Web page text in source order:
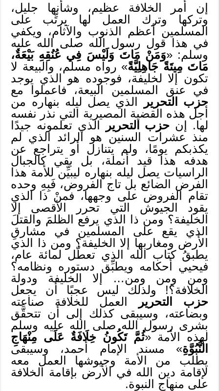
إن أمر الخلافة عظيم، وشأنها جليل،
وتركها وترك العمل لها يرتِّب على
المسلمين أعظم الذنوب والآثام، ويكفي
في هذا قول رسول الله صلى الله عليه
وسلم: «وَمَنْ مَاتَ وَلَيْسَ فِي عُنُقِهِ بَيْعَةٌ،
مَاتَ مِيتَةً جَاهِلِيَّةً» رواه مسلم، والبيعة لا
تكون إلا لخليفة، فوجوده هو الذي يوجد
في عنق المسلمين البيعة، فاعملوا مع
حزب التحرير
الذي يصل ليله بنهاره من
أجل هذه القضية المصيرية التي نذر نفسه
لها. إن حزب التحرير
الذي تعلمونه جيدًا
منذ عشرات السنين هو الرائد الذي لم
يكذبكم يومًا، ولم يتنازل أو يتراجع عن
هدفه هذا قيد أنملة، بل بقي كالجبال
الراسيات يصل ليله بنهاره ليبيِّن للأمة هذا
الفرض الضائع بل تاج الفروض، فَبِهِ وحده
تقام الفروض على وجهها، فمنْ ذا الذي
يقود الجيوش التي تحرر الأقصى إلا
الخليفة؟ ومن ذا الذي يرفع الظلمَ والقتلَ
الذي يقع على المسلمين في مشارقِ
الأرض ومغاربها إلا الخليفة؟ ومن ذا الذي
يطبقُ كتاب الله الذي تعطّل لمائة عام،
فيحيي أحكامه ويطبِّق دستوره ونظامه؟
ومن ومن ومن… إلا الخليفة ودولة
الخلافة؟! ولذلك ليس عجبًا أن يجعل
حزب التحرير العمل للخلافة صناعته
وبضاعته، وسيبقى كذلك إلى أن تتحقَّق
بشرى رسول الله صلى الله عليه وسلم
لهذه الأمة «ثُمَّ تَكُونُ خِلَافَةٌ عَلَى مِنْهَاجِ
النُّبُوَّةِ» مسند الإمام أحمد، وسيبقى
يطلب من الأمة وجيوشها العمل معه
لإقامة دين الله في الأرض بإقامة الخلافة
على منهاج النبوة.